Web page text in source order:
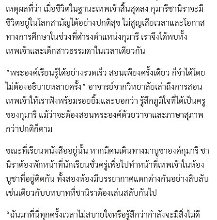
เหตุผลที่ว่า เมื่อชีวิตในฐานะเทพเจ้าสิ้นสุดลง กุมารีชานิราจะมี
ชีวิตอยู่ในโลกสามัญได้อย่างปกติสุข ไม่สูญเสียเวลาและโอกาส
ทางการศึกษาในช่วงที่ดำรงตำแหน่งกุมารี เราจึงได้พบทั้ง
เทพเจ้าและเด็กสาวธรรมดาในเวลาเดียวกัน
”พระองค์เรียนรู้ได้อย่างรวดเร็ว สอนเพียงครั้งเดียว ก็จำได้โดย
ไม่ต้องอธิบายหลายครั้ง” อาจารย์จากวิทยาลัยเล่าถึงการสอน
เทพเจ้าให้เราฟังพร้อมรอยยิ้มและบอกว่า รู้สึกภูมิใจที่ได้เป็นครู
ของกุมารี แม้ว่าจะต้องสอนพระองค์ด้วยวาจาและภาษาสุภาพ
กว่าปกติก็ตาม
ขณะที่เรียนหนังสืออยู่นั้น หากมีคนเดินทางมาบูชาองค์กุมารี ชา
นิราต้องพักหน้าที่นักเรียนชั่วครู่เพื่อไปทำหน้าที่เทพเจ้าในห้อง
บูชาที่อยู่ติดกัน ทั้งสองห้องมีบรรยากาศแตกต่างกันอย่างลิบลับ
เช่นเดียวกับบทบาทที่ชานิราต้องเล่นสลับกันไป
“ฉันมาที่นี่ทุกครั้งเวลาไม่สบายใจหรือรู้สึกว่ากำลังจะมีสิ่งไม่ดี